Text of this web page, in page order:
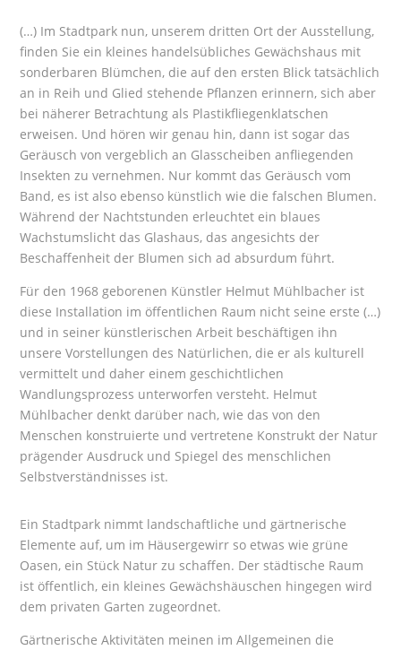
(…) Im Stadtpark nun, unserem dritten Ort der Ausstellung,
finden Sie ein kleines handelsübliches Gewächshaus mit
sonderbaren Blümchen, die auf den ersten Blick tatsächlich
an in Reih und Glied stehende Pflanzen erinnern, sich aber
bei näherer Betrachtung als Plastikfliegenklatschen
erweisen. Und hören wir genau hin, dann ist sogar das
Geräusch von vergeblich an Glasscheiben anfliegenden
Insekten zu vernehmen. Nur kommt das Geräusch vom
Band, es ist also ebenso künstlich wie die falschen Blumen.
Während der Nachtstunden erleuchtet ein blaues
Wachstumslicht das Glashaus, das angesichts der
Beschaffenheit der Blumen sich ad absurdum führt.
Für den 1968 geborenen Künstler Helmut Mühlbacher ist
diese Installation im öffentlichen Raum nicht seine erste (…)
und in seiner künstlerischen Arbeit beschäftigen ihn
unsere Vorstellungen des Natürlichen, die er als kulturell
vermittelt und daher einem geschichtlichen
Wandlungsprozess unterworfen versteht. Helmut
Mühlbacher denkt darüber nach, wie das von den
Menschen konstruierte und vertretene Konstrukt der Natur
prägender Ausdruck und Spiegel des menschlichen
Selbstverständnisses ist.
Ein Stadtpark nimmt landschaftliche und gärtnerische
Elemente auf, um im Häusergewirr so etwas wie grüne
Oasen, ein Stück Natur zu schaffen. Der städtische Raum
ist öffentlich, ein kleines Gewächshäuschen hingegen wird
dem privaten Garten zugeordnet.
Gärtnerische Aktivitäten meinen im Allgemeinen die